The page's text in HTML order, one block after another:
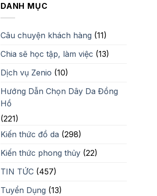
2,350,000₫.
DANH MỤC
Câu chuyện khách hàng (11)
Chia sẽ học tập, làm việc (13)
Dịch vụ Zenio (10)
Hướng Dẫn Chọn Dây Da Đồng
Hồ
(221)
Kiến thức đồ da (298)
Kiến thức phong thủy (22)
TIN TỨC (457)
Tuyển Dụng (13)